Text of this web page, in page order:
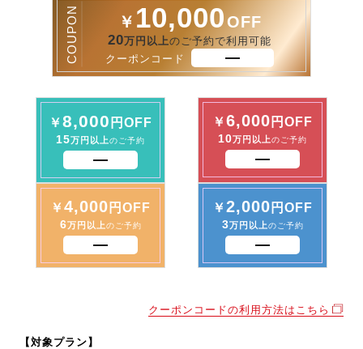
￥ 10,000OFF
20万円以上のご予約で利用可能
COUPON クーポンコード
￥8,000 円OFF
15万円以上のご予約
￥6,000 円OFF
10万円以上のご予約
￥ 4,000 円OFF
6万円以上のご予約
￥2,000 円OFF
3万円以上のご予約
クーポンコードの利用方法はこちら
【対象プラン】